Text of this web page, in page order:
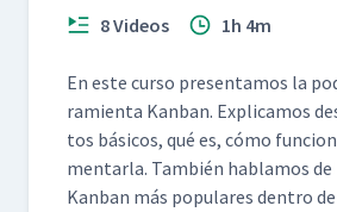
8 Videos 1h 4m
En este cur­so pre­sen­ta­mos la
ramien­ta Kan­ban. Expli­camos
tos bási­cos, qué es, cómo
men­tar­la. Tam­bién hablam­os
Kan­ban más pop­u­lares den­tro